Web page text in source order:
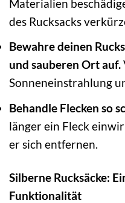
Materialien
des Rucksacks
Bewahre deinen
und sauberen Ort auf.
Sonneneinstrahlung
Behandle Flecken so
länger ein Fleck
er sich entfernen.
Silberne Rucksäcke:
Funktionalität